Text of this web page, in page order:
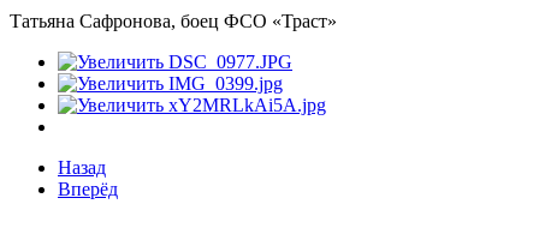
Татьяна Сафронова, боец ФСО «Траст»
Назад
Вперёд